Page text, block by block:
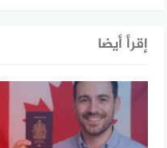
إقرأ أيضا